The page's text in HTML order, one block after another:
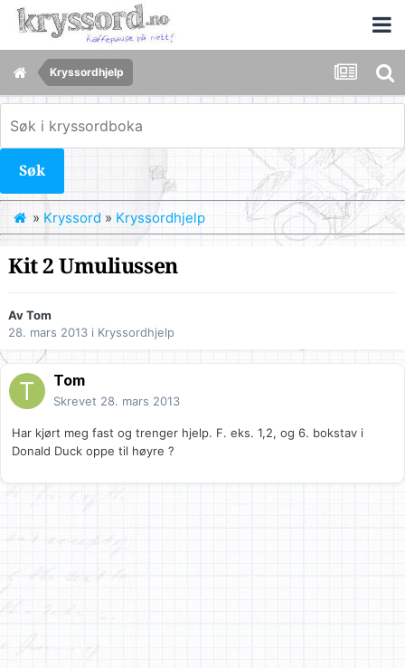
Kryssordhjelp
Søk
» Kryssord » Kryssordhjelp
Kit 2 Umuliussen
AvTom
28. mars 2013 i Kryssordhjelp
Tom
Skrevet 28. mars 2013
Har kjørt meg fast og trenger hjelp. F. eks. 1,2, og 6. bokstav i
Donald Duck oppe til høyre ?